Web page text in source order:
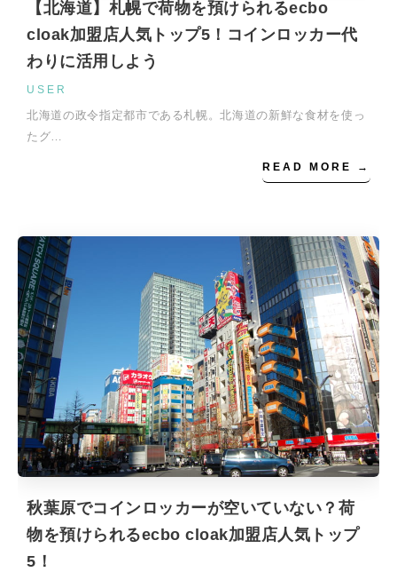
【北海道】札幌で荷物を預けられるecbo
cloak加盟店人気トップ5！コインロッカー代
わりに活用しよう
USER
北海道の政令指定都市である札幌。北海道の新鮮な食材を使っ
たグ…
READ MORE →
秋葉原でコインロッカーが空いていない？荷
物を預けられるecbo cloak加盟店人気トップ
5！